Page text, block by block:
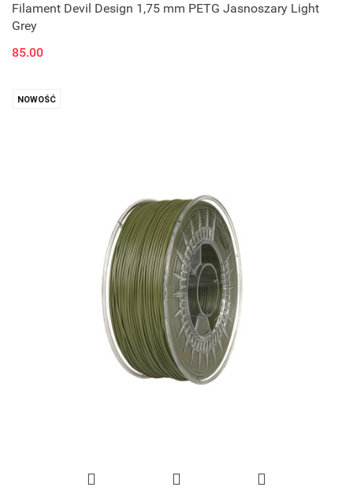
Filament Devil Design 1,75 mm PETG Jasnoszary Light
Grey
85.00
NOWOŚĆ